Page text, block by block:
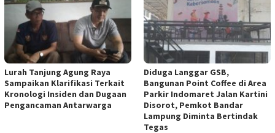
Lurah Tanjung Agung Raya
Sampaikan Klarifikasi Terkait
Kronologi Insiden dan Dugaan
Pengancaman Antarwarga
Diduga Langgar GSB,
Bangunan Point Coffee di Area
Parkir Indomaret Jalan Kartini
Disorot, Pemkot Bandar
Lampung Diminta Bertindak
Tegas